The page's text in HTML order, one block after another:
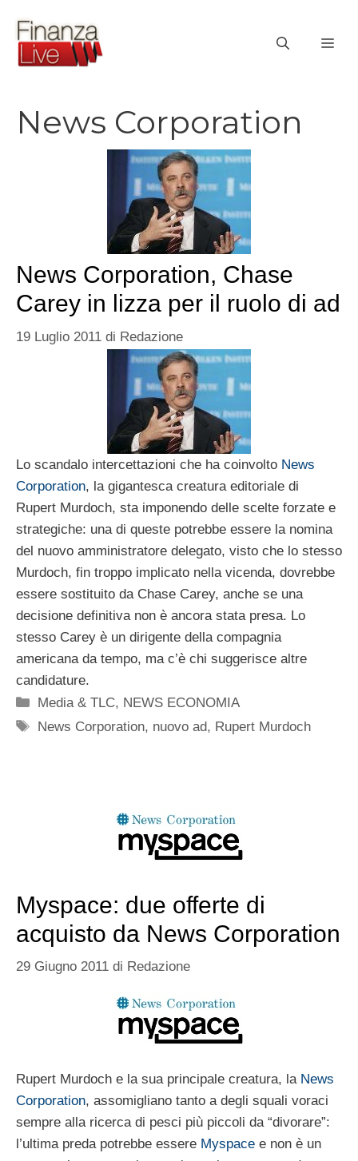
contenuto
News Corporation
News Corporation, Chase
Carey in lizza per il ruolo di ad
19 Luglio 2011 di Redazione
Lo scandalo intercettazioni che ha coinvolto News
Corporation, la gigantesca creatura editoriale di
Rupert Murdoch, sta imponendo delle scelte forzate e
strategiche: una di queste potrebbe essere la nomina
del nuovo amministratore delegato, visto che lo stesso
Murdoch, fin troppo implicato nella vicenda, dovrebbe
essere sostituito da Chase Carey, anche se una
decisione definitiva non è ancora stata presa. Lo
stesso Carey è un dirigente della compagnia
americana da tempo, ma c’è chi suggerisce altre
candidature.
Categorie
Media & TLC, NEWS ECONOMIA
Tag
News Corporation, nuovo ad, Rupert Murdoch
Myspace: due offerte di
acquisto da News Corporation
29 Giugno 2011 di Redazione
Rupert Murdoch e la sua principale creatura, la News
Corporation, assomigliano tanto a degli squali voraci
sempre alla ricerca di pesci più piccoli da “divorare”:
l’ultima preda potrebbe essere Myspace e non è un